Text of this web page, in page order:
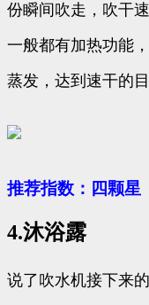
份瞬间吹走，吹干
一般都有加热功能
蒸发，达到速干的目
推荐指数：四颗星
4.沐浴露
说了吹水机接下来